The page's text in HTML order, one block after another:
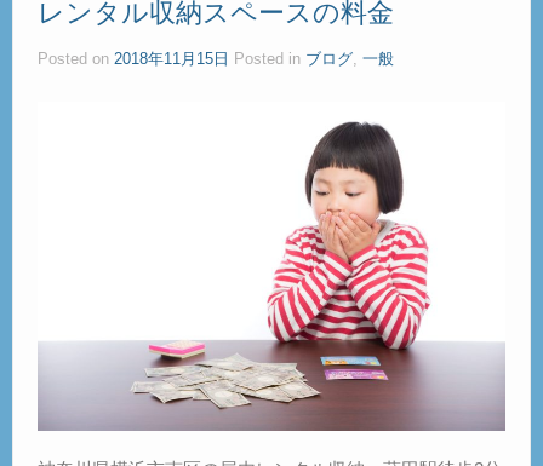
レンタル収納スペースの料金
Posted on 2018年11月15日 Posted in ブログ, 一般